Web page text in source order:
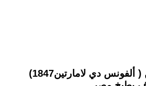
تاريخ الجيرونديين ( ألفونس دي لامارتين1847)